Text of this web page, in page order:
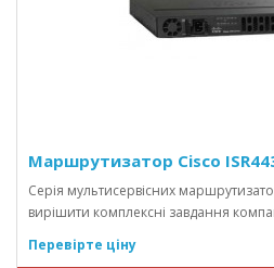
Маршрутизатор Cisco
Серія мультисервісних
вирішити комплексні завдання
Перевірте ціну